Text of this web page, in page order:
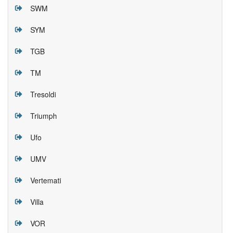
SWM
SYM
TGB
TM
Tresoldi
Triumph
Ufo
UMV
Vertemati
Villa
VOR